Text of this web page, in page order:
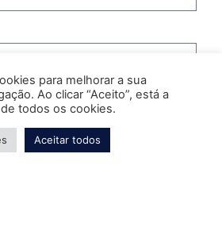
para melhorar a sua
Ao clicar “Aceito”, está a
todos os cookies.
Aceitar todos
características do produto sobre